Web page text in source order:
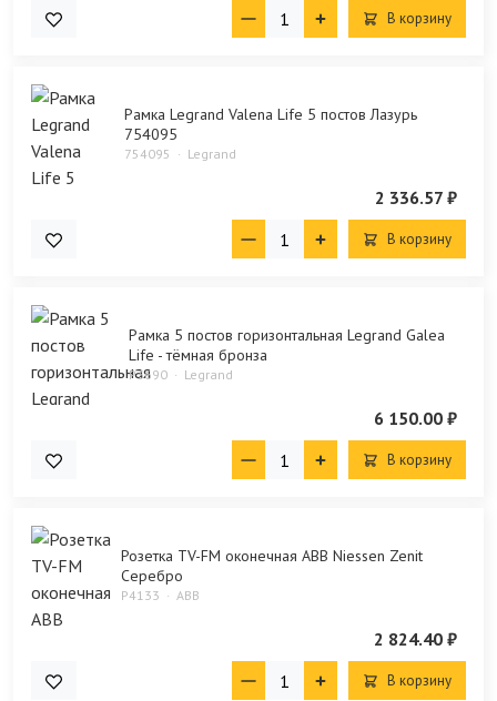
В корзину
Рамка Legrand Valena Life 5 постов Лазурь
754095
754095 Legrand
2 336.57 ₽
В корзину
Рамка 5 постов горизонтальная Legrand Galea
Life - тёмная бронза
P3690 Legrand
6 150.00 ₽
В корзину
Розетка TV-FM оконечная ABB Niessen Zenit
Серебро
P4133 ABB
2 824.40 ₽
В корзину